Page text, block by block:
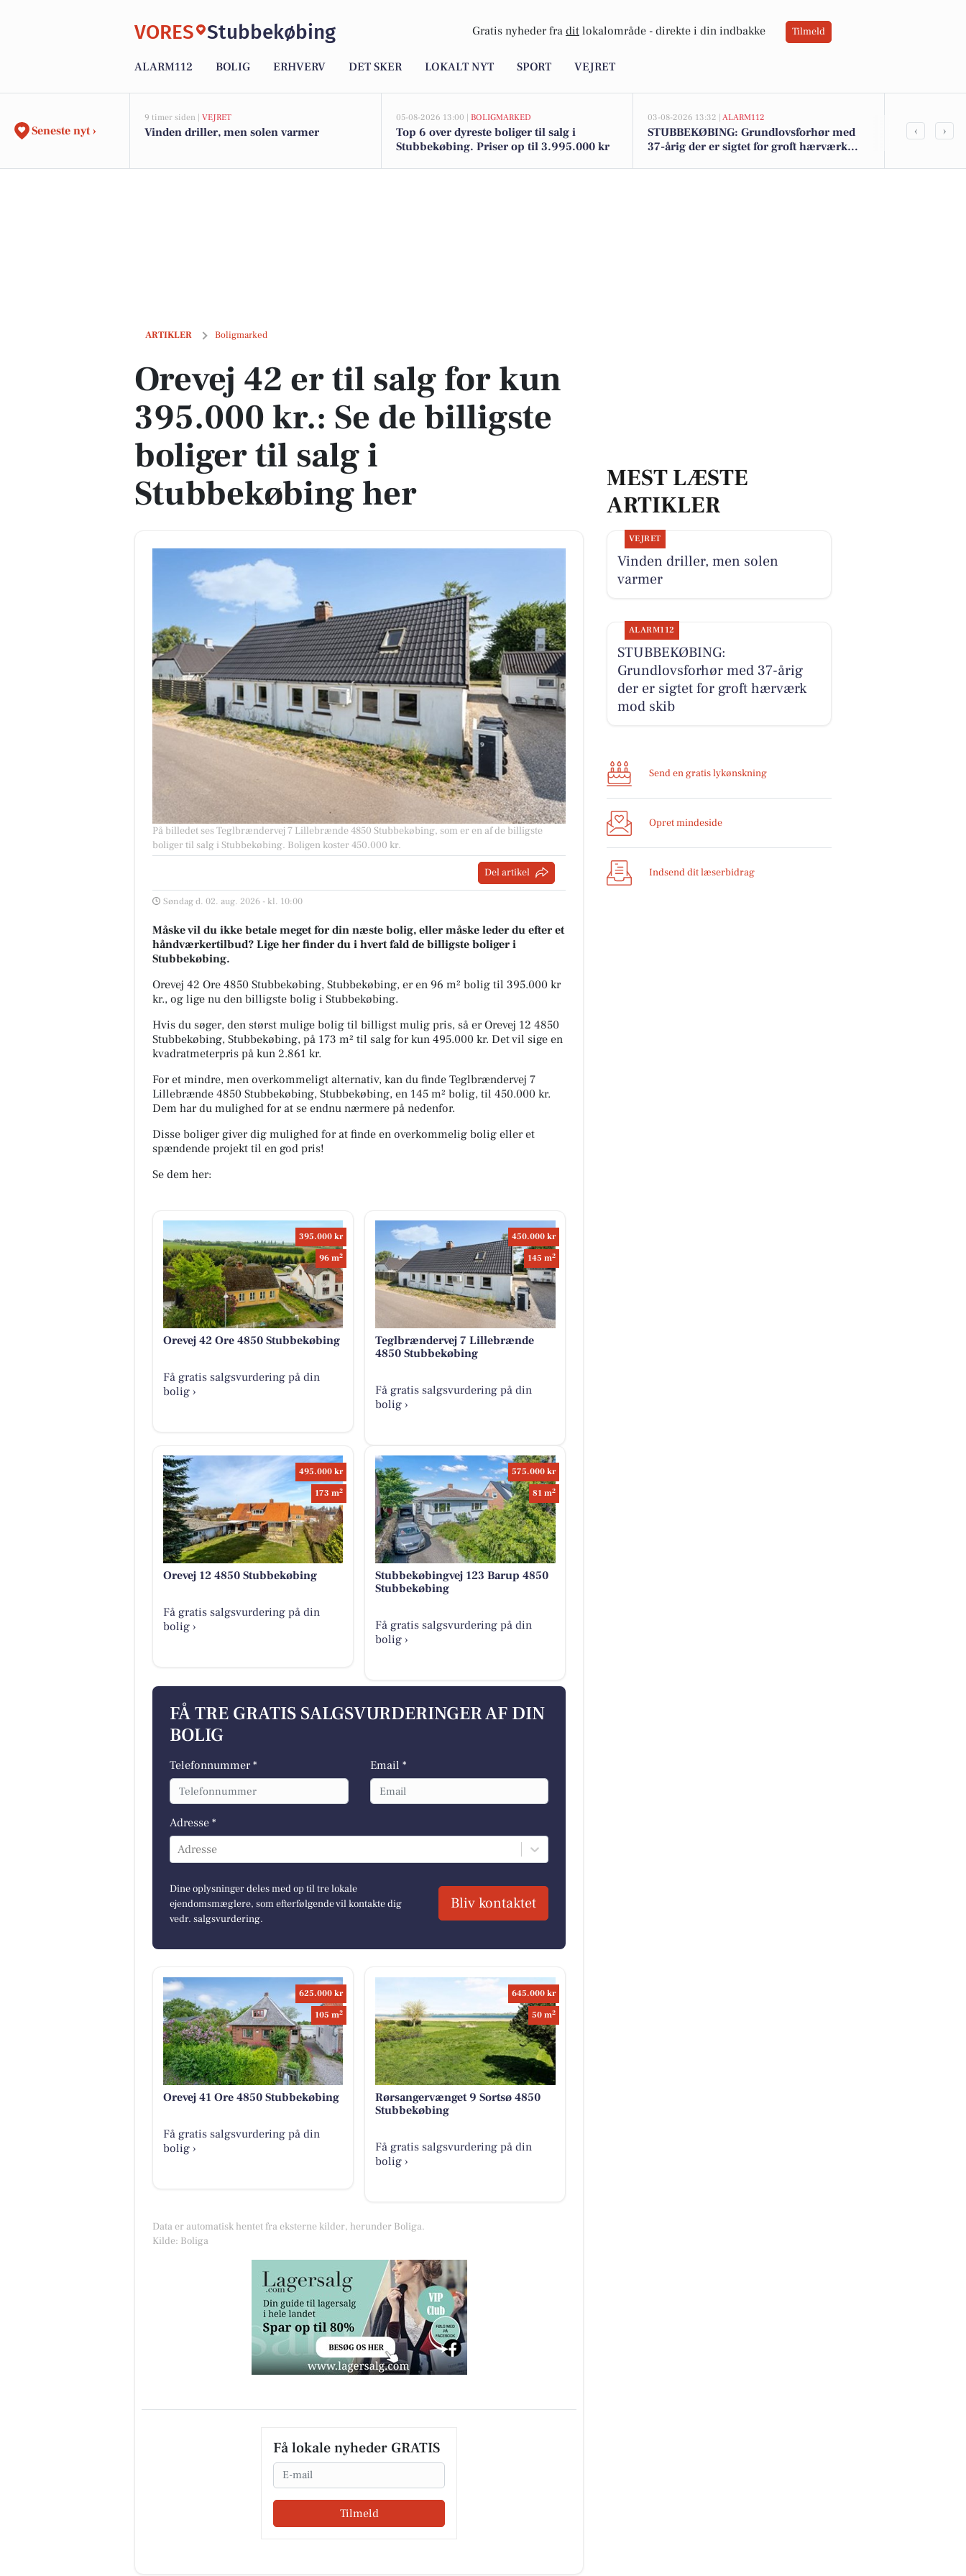
VORES Stubbekøbing Gratis nyheder fra dit lokalområde - direkte i din indbakke Tilmeld
ALARM112 BOLIG ERHVERV DET SKER LOKALT NYT SPORT VEJRET
Seneste nyt ›
9 timer siden | VEJRET
Vinden driller, men solen varmer
05-08-2026 13:00 | BOLIGMARKED
Top 6 over dyreste boliger til salg i
Stubbekøbing. Priser op til 3.995.000 kr
03-08-2026 13:32 | ALARM112
STUBBEKØBING: Grundlovsforhør med
37-årig der er sigtet for groft hærværk
Kohberg
‹ ›
ARTIKLER Boligmarked
Orevej 42 er til salg for kun 395.000 kr.: Se de billigste boliger til salg i Stubbekøbing her
Orevej 42 er til salg for kun
395.000 kr.: Se de billigste
boliger til salg i
Stubbekøbing her
På billedet ses Teglbrændervej 7 Lillebrænde 4850 Stubbekøbing, som er en af de billigste
boliger til salg i Stubbekøbing. Boligen koster 450.000 kr.
Del artikel
Søndag d. 02. aug. 2026 - kl. 10:00
Måske vil du ikke betale meget for din næste bolig, eller måske leder du efter et
håndværkertilbud? Lige her finder du i hvert fald de billigste boliger i
Stubbekøbing.
Orevej 42 Ore 4850 Stubbekøbing, Stubbekøbing, er en 96 m² bolig til 395.000 kr
kr., og lige nu den billigste bolig i Stubbekøbing.
Hvis du søger, den størst mulige bolig til billigst mulig pris, så er Orevej 12 4850
Stubbekøbing, Stubbekøbing, på 173 m² til salg for kun 495.000 kr. Det vil sige en
kvadratmeterpris på kun 2.861 kr.
For et mindre, men overkommeligt alternativ, kan du finde Teglbrændervej 7
Lillebrænde 4850 Stubbekøbing, Stubbekøbing, en 145 m² bolig, til 450.000 kr.
Dem har du mulighed for at se endnu nærmere på nedenfor.
Disse boliger giver dig mulighed for at finde en overkommelig bolig eller et
spændende projekt til en god pris!
Se dem her:
395.000 kr
96 m2
Orevej 42 Ore 4850 Stubbekøbing
Få gratis salgsvurdering på din
bolig ›
450.000 kr
145 m2
Teglbrændervej 7 Lillebrænde
4850 Stubbekøbing
Få gratis salgsvurdering på din
bolig ›
495.000 kr
173 m2
Orevej 12 4850 Stubbekøbing
Få gratis salgsvurdering på din
bolig ›
575.000 kr
81 m2
Stubbekøbingvej 123 Barup 4850
Stubbekøbing
Få gratis salgsvurdering på din
bolig ›
FÅ TRE GRATIS SALGSVURDERINGER AF DIN
BOLIG
Telefonnummer * Email *
Adresse *
Adresse
Dine oplysninger deles med op til tre lokale
ejendomsmæglere, som efterfølgende vil kontakte dig
vedr. salgsvurdering.
Bliv kontaktet
625.000 kr
105 m2
Orevej 41 Ore 4850 Stubbekøbing
Få gratis salgsvurdering på din
bolig ›
645.000 kr
50 m2
Rørsangervænget 9 Sortsø 4850
Stubbekøbing
Få gratis salgsvurdering på din
bolig ›
Data er automatisk hentet fra eksterne kilder, herunder Boliga.
Kilde: Boliga
Få lokale nyheder GRATIS
Email
Tilmeld
MEST LÆSTE
ARTIKLER
VEJRET
Vinden driller, men solen
varmer
ALARM112
STUBBEKØBING:
Grundlovsforhør med 37-årig
der er sigtet for groft hærværk
mod skib
Send en gratis lykønskning
Opret mindeside
Indsend dit læserbidrag